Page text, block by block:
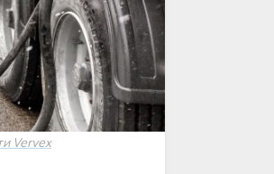
Vervex